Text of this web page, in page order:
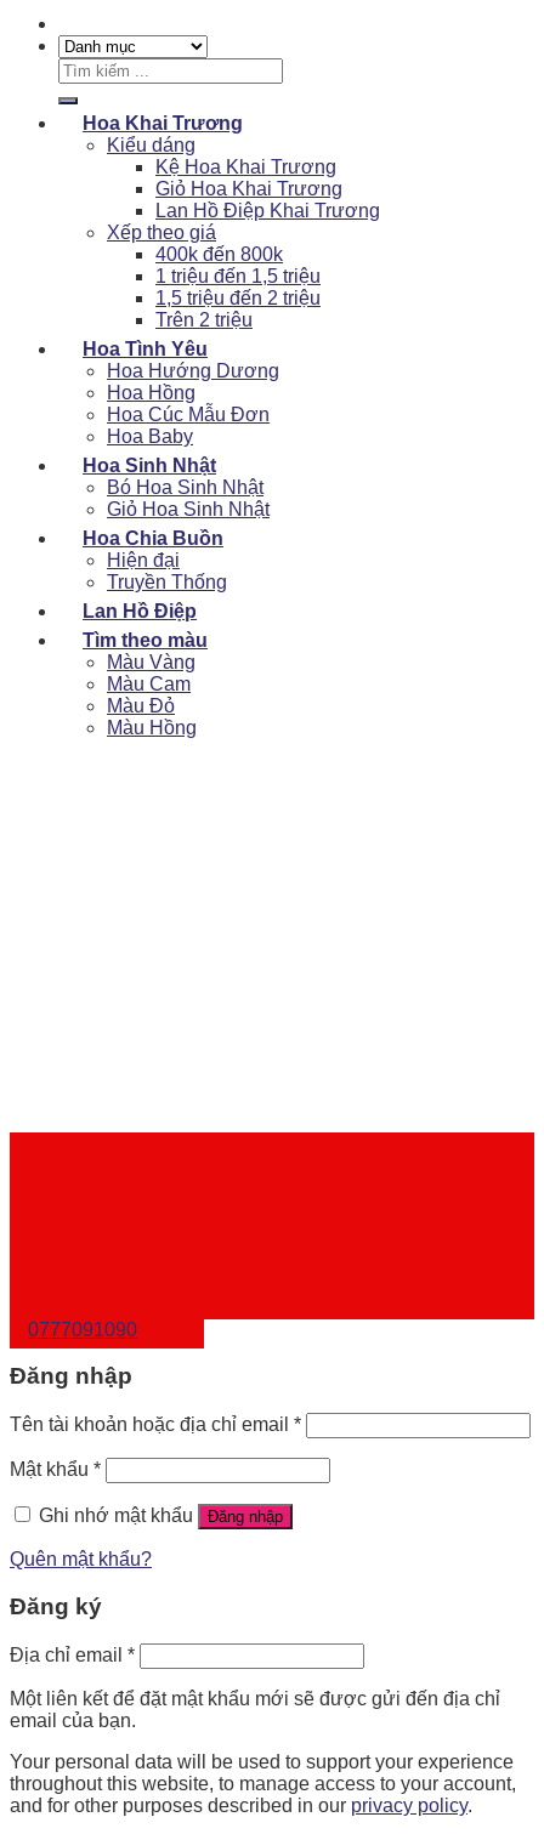
Tìm
kiếm:
Hoa Khai Trương
Kiểu dáng
Kệ Hoa Khai Trương
Giỏ Hoa Khai Trương
Lan Hồ Điệp Khai Trương
Xếp theo giá
400k đến 800k
1 triệu đến 1,5 triệu
1,5 triệu đến 2 triệu
Trên 2 triệu
Hoa Tình Yêu
Hoa Hướng Dương
Hoa Hồng
Hoa Cúc Mẫu Đơn
Hoa Baby
Hoa Sinh Nhật
Bó Hoa Sinh Nhật
Giỏ Hoa Sinh Nhật
Hoa Chia Buồn
Hiện đại
Truyền Thống
Lan Hồ Điệp
Tìm theo màu
Màu Vàng
Màu Cam
Màu Đỏ
Màu Hồng
0777091090
Đăng nhập
Tên tài khoản hoặc địa chỉ email *
Mật khẩu *
Ghi nhớ mật khẩu Đăng nhập
Quên mật khẩu?
Đăng ký
Địa chỉ email *
Một liên kết để đặt mật khẩu mới sẽ được gửi đến địa chỉ
email của bạn.
Your personal data will be used to support your experience
throughout this website, to manage access to your account,
and for other purposes described in our privacy policy.